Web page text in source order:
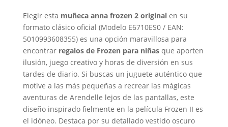
Elegir esta muñeca anna frozen 2 originalen su
formato clásico oficial (Modelo E6710ES0 / EAN:
5010993608355) es una opción maravillosa para
encontrar regalos de Frozen para niñasque aporten
ilusión, juego creativo y horas de diversión en sus
tardes de diario. Si buscas un juguete auténtico que
motive a las más pequeñas a recrear las mágicas
aventuras de Arendelle lejos de las pantallas, este
diseño inspirado fielmente en la película Frozen II es
el idóneo. Destaca por su detallado vestido oscuro